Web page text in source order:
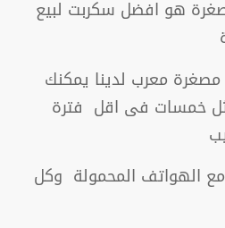
هو افضل سكربت لبيع
معرب لدينا يمكنك
خمسات فى اقل فترة
الهواتف المحمولة وكل